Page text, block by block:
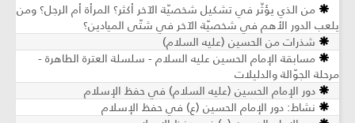
من الذي يؤثّر في تشكيل شخصيّة الآخر أكثر؟ المرأة أم الرجل؟ ومن
يلعب الدور الأهم في شخصيّة الآخر في شتّى الميادين؟
شذرات من الحسين (عليه السلام)
مسابقة الإمام الحسين عليه السلام - سلسلة العترة الطاهرة -
مرحلة الجوّالة والدليلات
دور الإمام الحسين (عليه السلام) في حفظ الإسلام
نشاط: دور الإمام الحسين (ع) في حفظ الإسلام